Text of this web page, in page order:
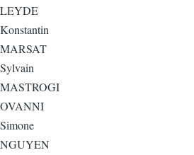
LEYDE
Konstantin
MARSAT
Sylvain
MASTROGI
OVANNI
Simone
NGUYEN